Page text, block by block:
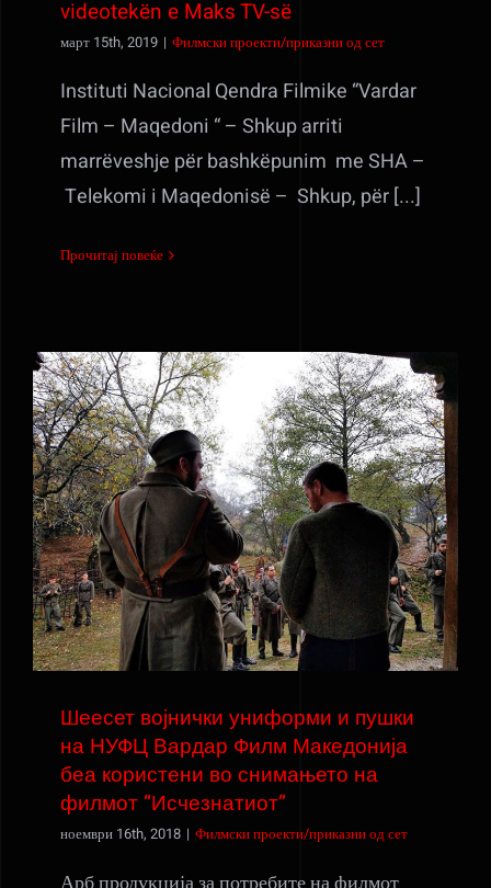
videotekën e Maks TV-së
март 15th, 2019 | Филмски проекти/приказни од сет
Instituti Nacional Qendra Filmike “Vardar
Film – Maqedoni “ – Shkup arriti
marrëveshje për bashkëpunim me SHA –
Telekomi i Maqedonisë – Shkup, për [...]
Прочитај повеќе
Шеесет војнички униформи и пушки на
НУФЦ Вардар Филм Македонија беа
користени во снимањето на филмот
“Исчезнатиот”
Шеесет војнички униформи и пушки
на НУФЦ Вардар Филм Македонија
беа користени во снимањето на
филмот “Исчезнатиот”
ноември 16th, 2018 | Филмски проекти/приказни од сет